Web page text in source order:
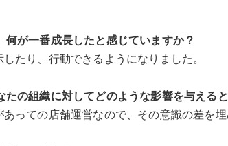
何が一番成長したと感じていますか？
たり、行動できるようになりました。
たの組織に対してどのような影響を与える
っての店舗運営なので、その意識の差を